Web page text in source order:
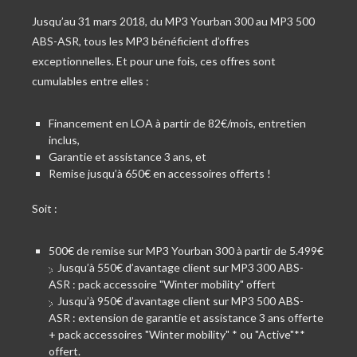
Jusqu’au 31 mars 2018, du MP3 Yourban 300 au MP3 500
ABS-ASR, tous les MP3 bénéficient d’offres
exceptionnelles. Et pour une fois, ces offres sont
cumulables entre elles :
Financement en LOA à partir de 82€/mois, entretien
inclus,
Garantie et assistance 3 ans, et
Remise jusqu’à 650€ en accessoires offerts !
Soit :
500€ de remise sur MP3 Yourban 300 à partir de 5.499€
Jusqu’à 550€ d’avantage client sur MP3 300 ABS-
ASR : pack accessoire "Winter mobility" offert
Jusqu’à 950€ d’avantage client sur MP3 500 ABS-
ASR : extension de garantie et assistance 3 ans offerte
+ pack accessoires "Winter mobility" * ou "Active"**
offert.